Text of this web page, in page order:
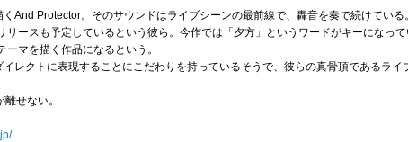
And Protector。そのサウンドはライブシーンの最前線で、轟音を奏で続けている
ースも予定しているという彼ら。今作では「夕方」というワードがキーになっ
マを描く作品になるという。
レクトに表現することにこだわりを持っているそうで、彼らの真骨頂であるラ
せない。